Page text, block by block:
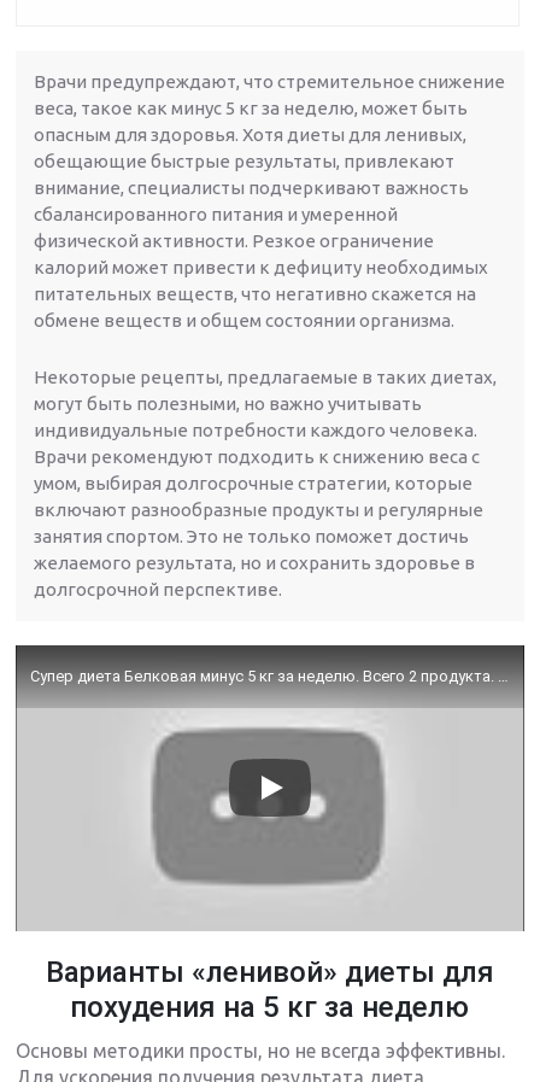
Врачи предупреждают, что стремительное снижение
веса, такое как минус 5 кг за неделю, может быть
опасным для здоровья. Хотя диеты для ленивых,
обещающие быстрые результаты, привлекают
внимание, специалисты подчеркивают важность
сбалансированного питания и умеренной
физической активности. Резкое ограничение
калорий может привести к дефициту необходимых
питательных веществ, что негативно скажется на
обмене веществ и общем состоянии организма.
Некоторые рецепты, предлагаемые в таких диетах,
могут быть полезными, но важно учитывать
индивидуальные потребности каждого человека.
Врачи рекомендуют подходить к снижению веса с
умом, выбирая долгосрочные стратегии, которые
включают разнообразные продукты и регулярные
занятия спортом. Это не только поможет достичь
желаемого результата, но и сохранить здоровье в
долгосрочной перспективе.
Варианты «ленивой» диеты для
похудения на 5 кг за неделю
Основы методики просты, но не всегда эффективны.
Для ускорения получения результата диета